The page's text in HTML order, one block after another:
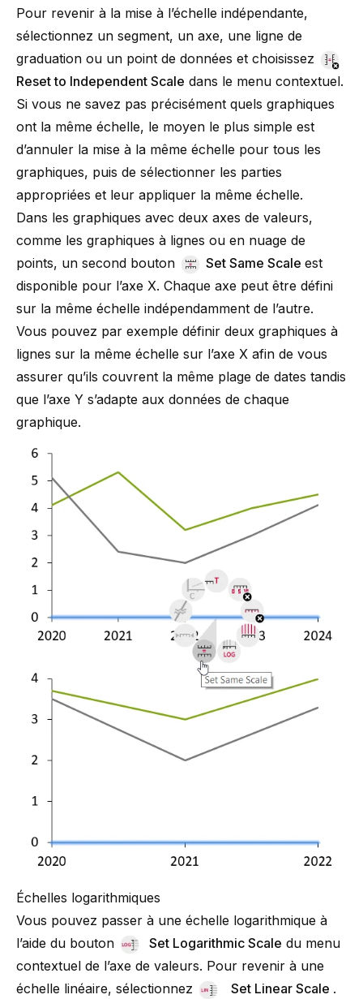
Pour revenir à la mise à l’échelle indépendante,
sélectionnez un segment, un axe, une ligne de
graduation ou un point de données et choisissez
Reset to Independent Scale dans le menu contextuel.
Si vous ne savez pas précisément quels graphiques
ont la même échelle, le moyen le plus simple est
d’annuler la mise à la même échelle pour tous les
graphiques, puis de sélectionner les parties
appropriées et leur appliquer la même échelle.
Dans les graphiques avec deux axes de valeurs,
comme les graphiques à lignes ou en nuage de
points, un second bouton
Set Same Scale est
disponible pour l’axe X. Chaque axe peut être défini
sur la même échelle indépendamment de l’autre.
Vous pouvez par exemple définir deux graphiques à
lignes sur la même échelle sur l’axe X afin de vous
assurer qu’ils couvrent la même plage de dates tandis
que l’axe Y s’adapte aux données de chaque
graphique.
Échelles logarithmiques
Vous pouvez passer à une échelle logarithmique à
l’aide du bouton
Set Logarithmic Scale du menu
contextuel de l’axe de valeurs. Pour revenir à une
échelle linéaire, sélectionnez
Set Linear Scale .